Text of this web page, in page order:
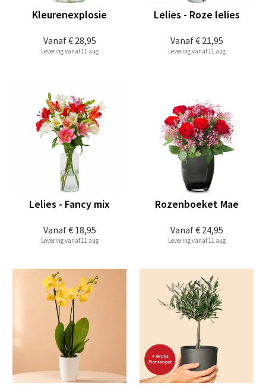
Vanaf€ 28,95
Kleurenexplosie
Levering vanaf 11 aug
Vanaf€ 21,95
Lelies - Roze lelies
Levering vanaf 11 aug
Vanaf€ 18,95
Lelies - Fancy mix
Levering vanaf 11 aug
Vanaf€ 24,95
Rozenboeket Mae
Levering vanaf 11 aug